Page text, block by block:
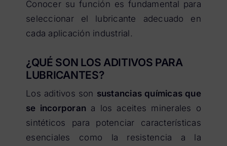
Conocer su función es fundamental para
seleccionar el lubricante adecuado en
cada aplicación industrial.
¿QUÉ SON LOS ADITIVOS PARA
LUBRICANTES?
Los aditivos son sustancias químicas que
se incorporan a los aceites minerales o
sintéticos para potenciar características
esenciales como la resistencia a la